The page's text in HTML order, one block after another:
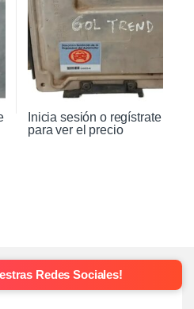
Inicia sesión o regístrate
para ver el precio
Redes Sociales!